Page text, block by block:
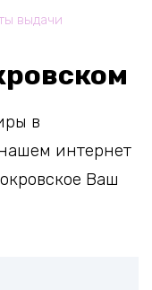
выдачи
в
интернет
Ваш